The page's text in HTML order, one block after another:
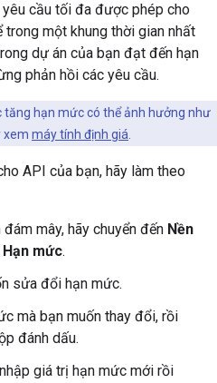
cầu tối đa được phép cho
một khung thời gian nhất
dự án của bạn đạt đến hạn
phản hồi các yêu cầu.
tăng hạn mức có thể ảnh hưởng như
xem máy tính định giá
API của bạn, hãy làm theo
mây, hãy chuyển đến Nền
mức.
sửa đổi hạn mức.
mà bạn muốn thay đổi, rồi
đánh dấu.
giá trị hạn mức mới rồi